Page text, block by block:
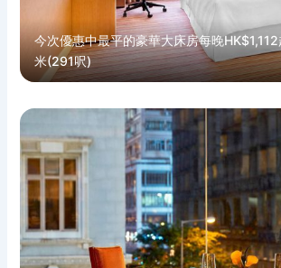
今次優惠中最平的豪華大床房每晚
米(291呎)